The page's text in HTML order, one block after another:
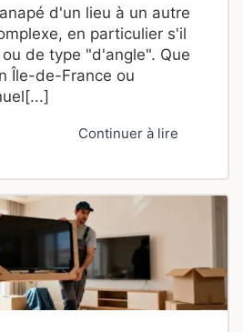
d'un lieu à un autre
en particulier s'il
de type "d'angle". Que
Île-de-France ou
Continuer à lire